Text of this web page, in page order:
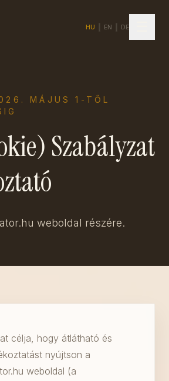
HU EN DE
MÁJUS 1-TŐL
Szabályzat
weboldal részére.
célja, hogy átlátható és
nyújtson a
weboldal (a